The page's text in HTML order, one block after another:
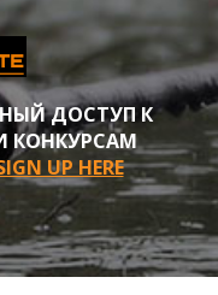
ДОСТУП К
КОНКУРСАМ
UP HERE